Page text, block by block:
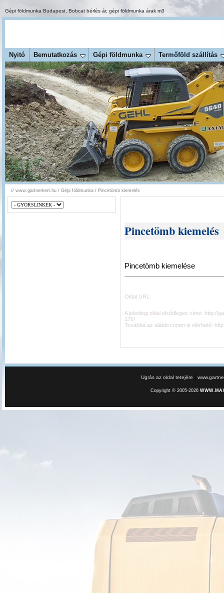
Gépi földmunka Budapest Bobcat bérlés ár, gépi földmunka árak m3
Nyitó Bemutatkozás Gépi földmunka Termőföld szállítás
// www.gartnerkert.hu / Gépi földmunka / Pincetömb kiemelés
Pincetömb kiemelés
Pincetömb kiemelése
Oldal URL
A jelenlegi oldal elsődleges címe: http://
176/
Továbbá az alábbi címen is elérhető:
Ugrás az oldal tetejére
Copyright © 2005-2026